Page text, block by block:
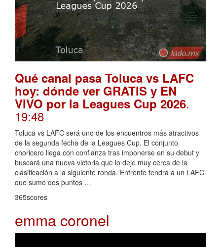
Qué canal pasa Toluca vs LAFC
hoy: dónde ver GRATIS y EN
VIVO por la Leagues Cup 2026.
19:48
Toluca vs LAFC será uno de los encuentros más atractivos
de la segunda fecha de la Leagues Cup. El conjunto
choricero llega con confianza tras imponerse en su debut y
buscará una nueva victoria que lo deje muy cerca de la
clasificación a la siguiente ronda. Enfrente tendrá a un LAFC
que sumó dos puntos …
365scores
emma coronel